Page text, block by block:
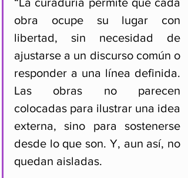
obra ocupe su lugar con
libertad, sin necesidad de
ajustarse a un discurso común o
responder a una línea definida.
Las obras no parecen
colocadas para ilustrar una idea
externa, sino para sostenerse
desde lo que son. Y, aun así, no
quedan aisladas.